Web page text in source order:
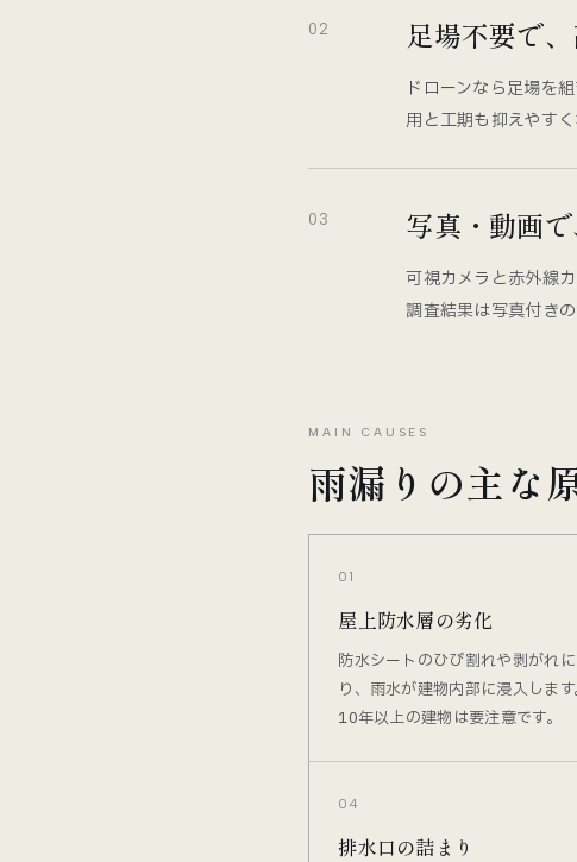
02 足場不要で
ドローンなら足場を
用と工期も抑えやすく
03 写真・動画
可視カメラと赤外線
調査結果は写真付き
MAIN CAUSES
雨漏りの主な
01
屋上防水層の劣化
防水シートのひび割れや剥がれ
り、雨水が建物内部に浸入しま
10年以上の建物は要注意です。
04
排水口の詰まり